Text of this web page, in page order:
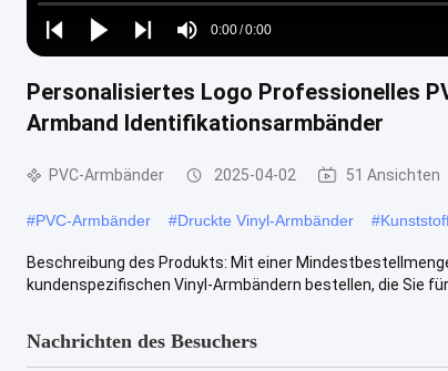
Play
Play
Play
Mute
Time
0:00/0:00
Loaded:
0%
Personalisiertes Logo Professionelles
Armband Identifikationsarmbänder
PVC-Armbänder 2025-04-02 51 Ansichten
#PVC-Armbänder #Druckte Vinyl-Armbänder #
Beschreibung des Produkts: Mit einer
kundenspezifischen Vinyl-Armbändern bestellen, die Sie für
Nachrichten des Besuchers